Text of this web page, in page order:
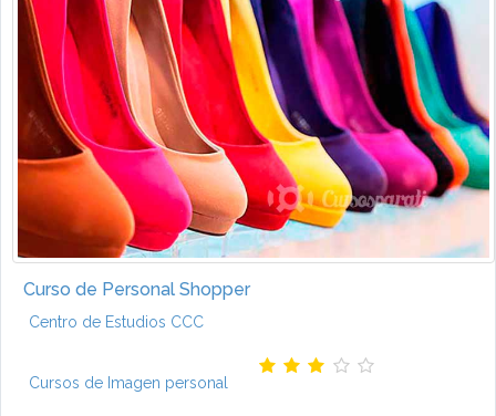
Curso de Personal Shopper
Centro de Estudios CCC
Cursos de Imagen personal